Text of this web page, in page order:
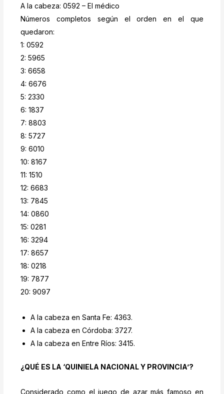
A la cabeza: 0592 – El médico
Números completos según el orden en el que
quedaron:
1: 0592
2: 5965
3: 6658
4: 6676
5: 2330
6: 1837
7: 8803
8: 5727
9: 6010
10: 8167
11: 1510
12: 6683
13: 7845
14: 0860
15: 0281
16: 3294
17: 8657
18: 0218
19: 7877
20: 9097
A la cabeza en Santa Fe: 4363.
A la cabeza en Córdoba: 3727.
A la cabeza en Entre Ríos: 3415.
¿QUÉ ES LA ‘QUINIELA NACIONAL Y PROVINCIA’?
Considerado como el juego de azar más famoso en